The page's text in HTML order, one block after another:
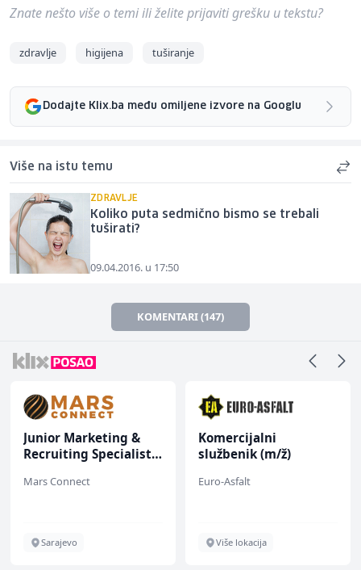
Znate nešto više o temi ili želite prijaviti grešku u tekstu?
zdravlje higijena tuširanje
Dodajte Klix.ba među omiljene izvore na Googlu
Više na istu temu
ZDRAVLJE
Koliko puta sedmično bismo se trebali
tuširati?
09.04.2016. u 17:50
KOMENTARI (147)
Komercijalni
službenik (m/ž)
Euro-Asfalt
Više lokacija
Human Resources
Business Partner |
TELUS Digital
Sarajevo